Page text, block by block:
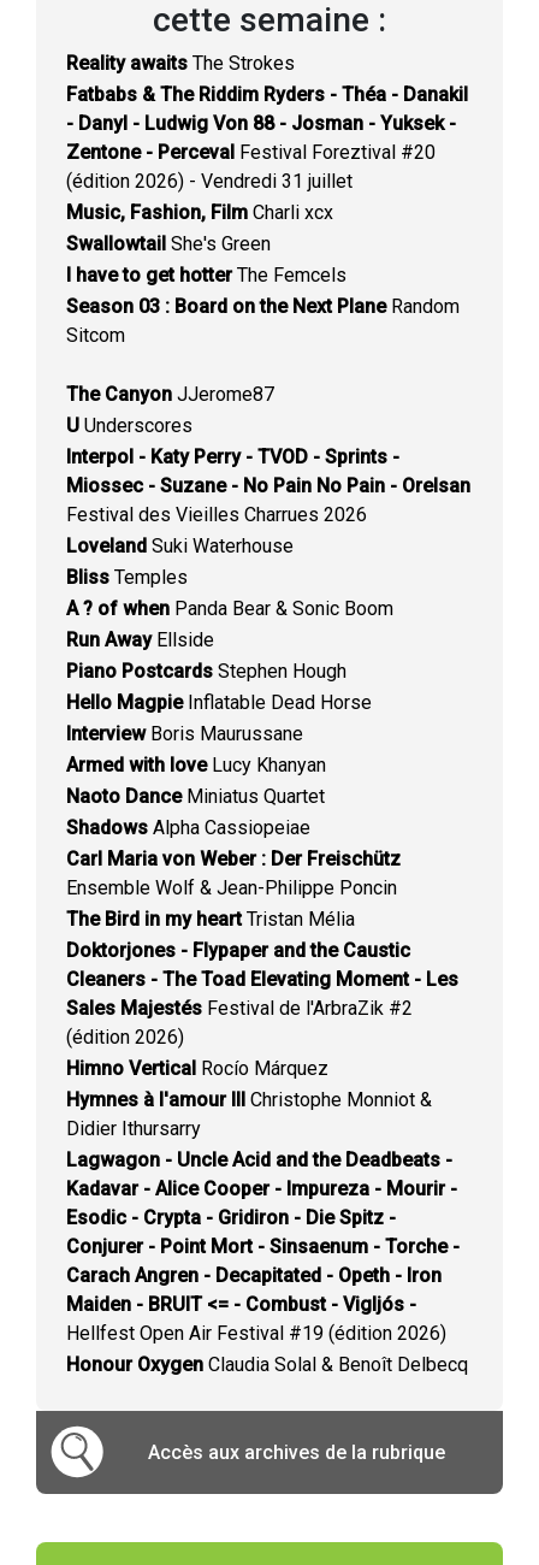
cette semaine :
Reality awaits The Strokes
Fatbabs & The Riddim Ryders - Théa - Danakil
- Danyl - Ludwig Von 88 - Josman - Yuksek -
Zentone - Perceval Festival Foreztival #20
(édition 2026) - Vendredi 31 juillet
Music, Fashion, Film Charli xcx
Swallowtail She's Green
I have to get hotterThe Femcels
Season 03 : Board on the Next PlaneRandom
Sitcom
The Canyon JJerome87
U Underscores
Interpol - Katy Perry - TVOD - Sprints -
Miossec - Suzane - No Pain No Pain - Orelsan
Festival des Vieilles Charrues 2026
Loveland Suki Waterhouse
Bliss Temples
A ? of when Panda Bear & Sonic Boom
Run AwayEllside
Piano Postcards Stephen Hough
Hello MagpieInflatable Dead Horse
InterviewBoris Maurussane
Armed with loveLucy Khanyan
Naoto DanceMiniatus Quartet
Shadows Alpha Cassiopeiae
Carl Maria von Weber : Der Freischütz
Ensemble Wolf & Jean-Philippe Poncin
The Bird in my heartTristan Mélia
Doktorjones - Flypaper and the Caustic
Cleaners - The Toad Elevating Moment - Les
Sales Majestés Festival de l'ArbraZik #2
(édition 2026)
Himno Vertical Rocío Márquez
Hymnes à l'amour III Christophe Monniot &
Didier Ithursarry
Lagwagon - Uncle Acid and the Deadbeats -
Kadavar - Alice Cooper - Impureza - Mourir -
Esodic - Crypta - Gridiron - Die Spitz -
Conjurer - Point Mort - Sinsaenum - Torche -
Carach Angren - Decapitated - Opeth - Iron
Maiden - BRUIT <= - Combust - Vigljós -
Hellfest Open Air Festival #19 (édition 2026)
Honour Oxygen Claudia Solal & Benoît Delbecq
Accès aux archives de la rubrique